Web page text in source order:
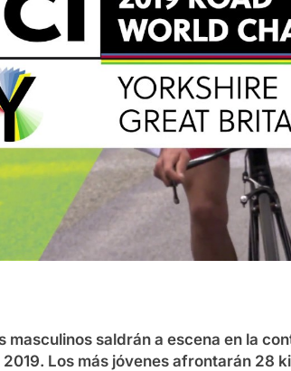
masculinos saldrán a escena en la
Los más jóvenes afrontarán 28